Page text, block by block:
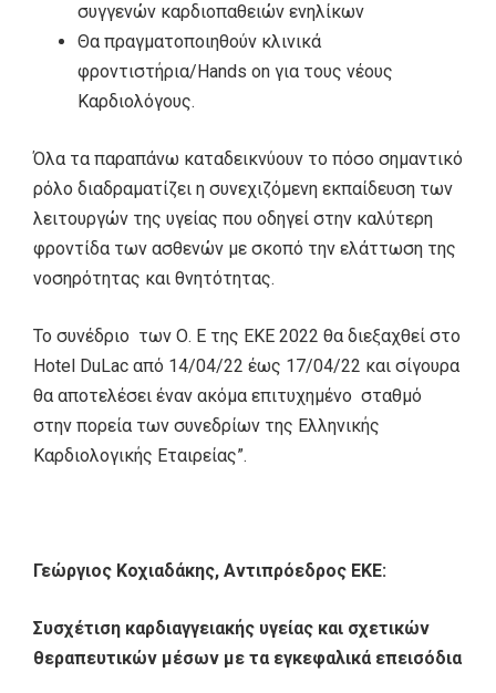
συγγενών καρδιοπαθειών ενηλίκων
Θα πραγματοποιηθούν κλινικά
φροντιστήρια/Hands on για τους νέους
Καρδιολόγους.
Όλα τα παραπάνω καταδεικνύουν το πόσο σημαντικό
ρόλο διαδραματίζει η συνεχιζόμενη εκπαίδευση των
λειτουργών της υγείας που οδηγεί στην καλύτερη
φροντίδα των ασθενών με σκοπό την ελάττωση της
νοσηρότητας και θνητότητας.
Το συνέδριο των Ο. Ε της ΕΚΕ 2022 θα διεξαχθεί στο
Hotel DuLac από 14/04/22 έως 17/04/22 και σίγουρα
θα αποτελέσει έναν ακόμα επιτυχημένο σταθμό
στην πορεία των συνεδρίων της Ελληνικής
Καρδιολογικής Εταιρείας”.
Γεώργιος Κοχιαδάκης, Αντιπρόεδρος ΕΚΕ:
Συσχέτιση καρδιαγγειακής υγείας και σχετικών
θεραπευτικών μέσων με τα εγκεφαλικά επεισόδια